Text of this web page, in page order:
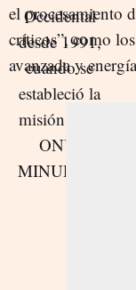
el procesamiento
críticos”, como
avanzada y